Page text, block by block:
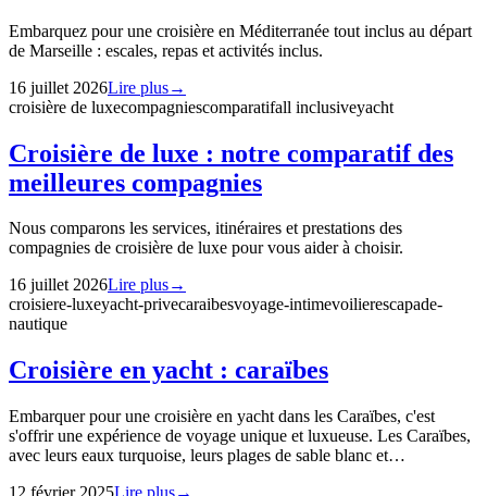
Embarquez pour une croisière en Méditerranée tout inclus au départ
de Marseille : escales, repas et activités inclus.
16 juillet 2026Lire plus→
croisière de luxecompagniescomparatifall inclusiveyacht
Croisière de luxe : notre comparatif des
meilleures compagnies
Nous comparons les services, itinéraires et prestations des
compagnies de croisière de luxe pour vous aider à choisir.
16 juillet 2026Lire plus→
croisiere-luxeyacht-privecaraibesvoyage-intimevoilierescapade-
nautique
Croisière en yacht : caraïbes
Embarquer pour une croisière en yacht dans les Caraïbes, c'est
s'offrir une expérience de voyage unique et luxueuse. Les Caraïbes,
avec leurs eaux turquoise, leurs plages de sable blanc et…